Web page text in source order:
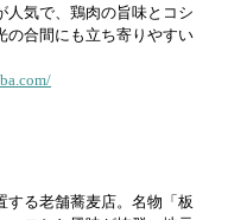
人気で、鶏肉の旨味とコシ
の合間にも立ち寄りやすい
する老舗蕎麦店。名物「板